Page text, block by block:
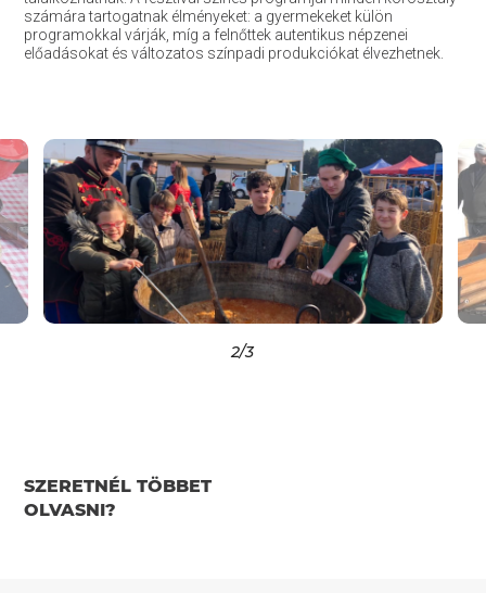
számára tartogatnak élményeket: a gyermekeket külön
programokkal várják, míg a felnőttek autentikus népzenei
előadásokat és változatos színpadi produkciókat élvezhetnek.
2/3
SZERETNÉL TÖBBET
OLVASNI?